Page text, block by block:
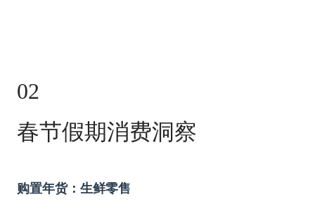
02
春节假期消费洞察
购置年货：生鲜零售